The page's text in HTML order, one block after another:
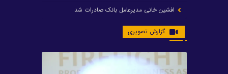
افشین خانی مدیرعامل بانک صادرات شد
ایرانول ۶ همت سود تقسیم کرد
با حکم رئیس‌جمهور؛ دکتر عسکری‌آزاد و دکتر مروتی در
گزارش تصویری